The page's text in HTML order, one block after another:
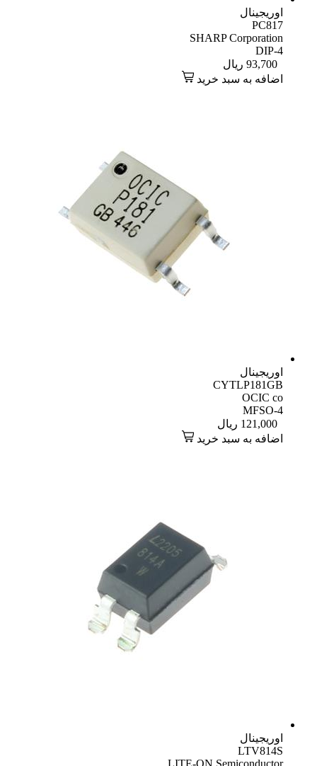
اوریجینال
PC817
SHARP Corporation
DIP-4
93,700 ریال
اضافه به سبد خرید
اوریجینال
CYTLP181GB
OCIC co
MFSO-4
121,000 ریال
اضافه به سبد خرید
اوریجینال
LTV814S
LITE-ON Semiconductor